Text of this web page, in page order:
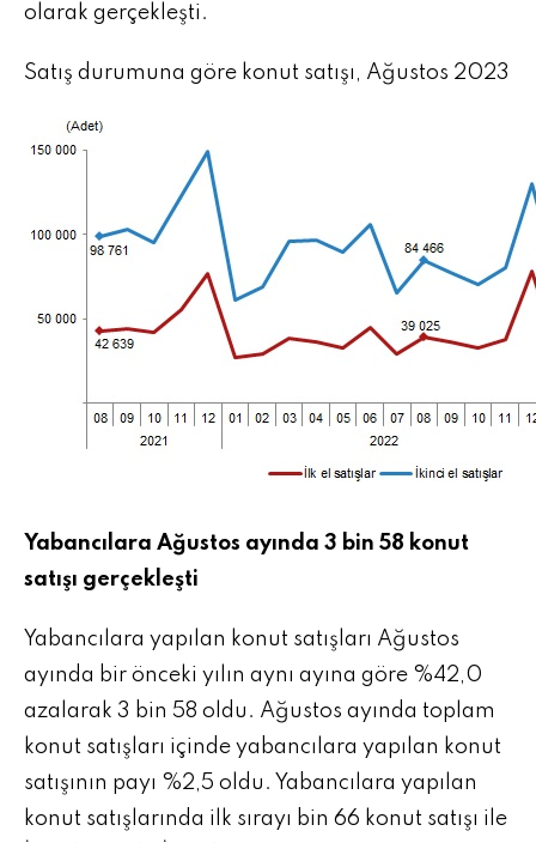
olarak gerçekleşti.
Satış durumuna göre konut satışı, Ağustos 2023
Yabancılara Ağustos ayında 3 bin 58 konut
satışı gerçekleşti
Yabancılara yapılan konut satışları Ağustos
ayında bir önceki yılın aynı ayına göre %42,0
azalarak 3 bin 58 oldu. Ağustos ayında toplam
konut satışları içinde yabancılara yapılan konut
satışının payı %2,5 oldu. Yabancılara yapılan
konut satışlarında ilk sırayı bin 66 konut satışı ile